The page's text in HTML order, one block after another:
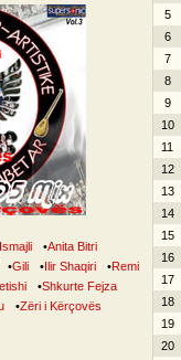
•Anita Bitri
•Gili •Ilir Shaqiri •Remi
•Shkurte Fejza
•Zëri i Kërçovës
5
6
7
8
9
10
11
12
13
14
15
16
17
18
19
20